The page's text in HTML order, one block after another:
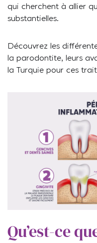
qui cherchent à allier
substantielles.
Découvrez les
la parodontite, leurs
la Turquie pour ces
Qu’est-ce